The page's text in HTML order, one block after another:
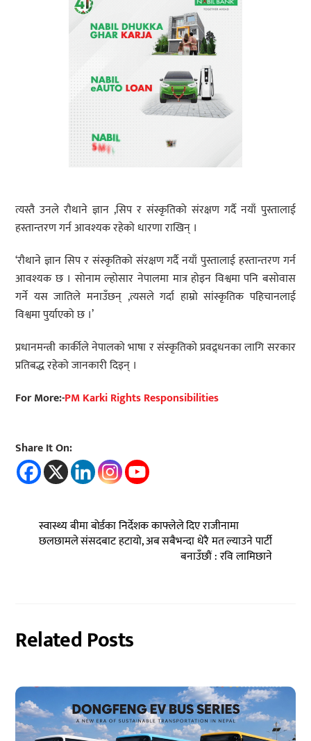
त्यस्तै उनले रौथाने ज्ञान ,सिप र संस्कृतिको संरक्षण गर्दै नयाँ पुस्तालाई
हस्तान्तरण गर्न आवश्यक रहेको धारणा राखिन् ।
‘रौथाने ज्ञान सिप र संस्कृतिको संरक्षण गर्दै नयाँ पुस्तालाई हस्तान्तरण गर्न
आवश्यक छ । सोनाम ल्होसार नेपालमा मात्र होइन विश्वमा पनि बसोवास
गर्ने यस जातिले मनाउँछन् ,त्यसले गर्दा हाम्रो सांस्कृतिक पहिचानलाई
विश्वमा पुर्याएको छ ।’
प्रधानमन्त्री कार्कीले नेपालको भाषा र संस्कृतिको प्रवद्र्धनका लागि सरकार
प्रतिबद्ध रहेको जानकारी दिइन् ।
For More:-PM Karki Rights Responsibilities
Share It On:
स्वास्थ्य बीमा बोर्डका निर्देशक काफ्लेले दिए राजीनामा
छलछामले संसदबाट हटायो, अब सबैभन्दा धेरै मत ल्याउने पार्टी
बनाउँछौं : रवि लामिछाने
Related Posts